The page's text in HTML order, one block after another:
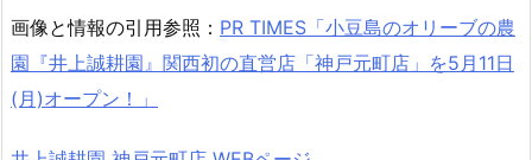
画像と情報の引用参照： PR TIMES「小豆島のオリーブの農
園『井上誠耕園』関西初の直営店「神戸元町店」を5月11日
(月)オープン！」